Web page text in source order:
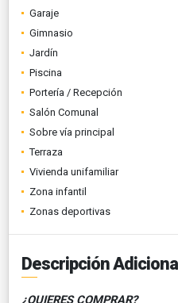
Garaje
Gimnasio
Jardín
Piscina
Portería / Recepción
Salón Comunal
Sobre vía principal
Terraza
Vivienda unifamiliar
Zona infantil
Zonas deportivas
Descripción Adicional
¿QUIERES COMPRAR?